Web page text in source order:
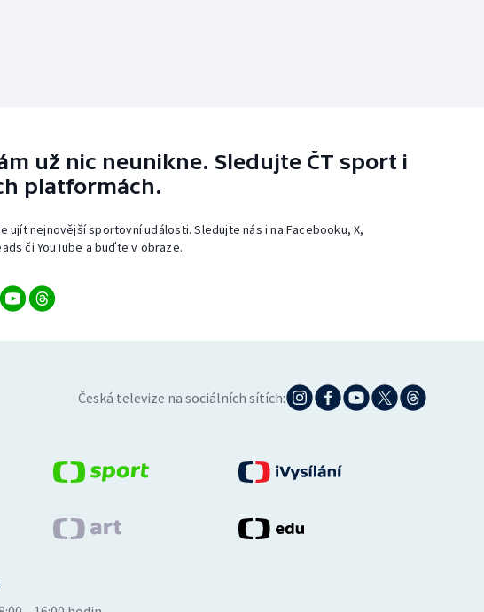
už nic neunikne. Sledujte ČT sport i
platformách.
ujít nejnovější sportovní události. Sledujte nás i na Facebooku, X,
či YouTube a buďte v obraze.
Česká televize na sociálních sítích: